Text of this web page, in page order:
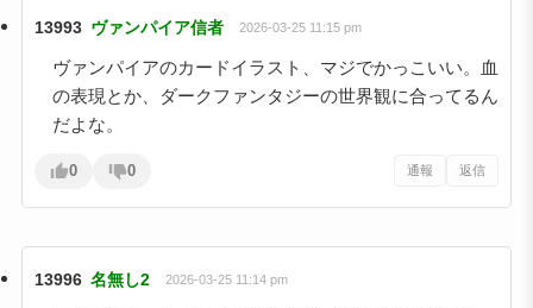
13993 ヴァンパイア信者 2026-03-25 11:15 pm
ヴァンパイアのカードイラスト、マジでかっこいい。血
の表現とか、ダークファンタジーの世界観に合ってるん
だよな。
0 0 通報 返信
13996 名無し2 2026-03-25 11:14 pm